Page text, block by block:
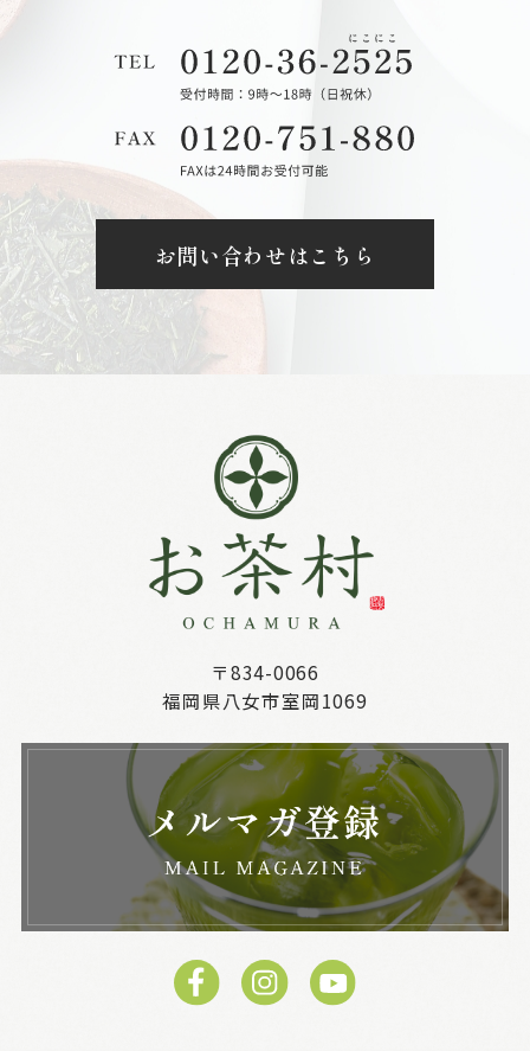
お問い合わせはこちら
〒834-0066
福岡県八女市室岡1069